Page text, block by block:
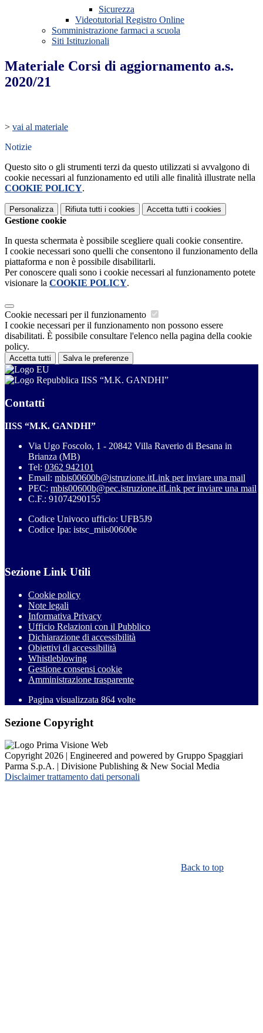
Sicurezza
Videotutorial Registro Online
Somministrazione farmaci a scuola
Siti Istituzionali
Materiale Corsi di aggiornamento a.s.
2020/21
> vai al materiale
Notizie
Questo sito o gli strumenti terzi da questo utilizzati si avvalgono di
cookie necessari al funzionamento ed utili alle finalità illustrate nella
COOKIE POLICY.
Personalizza Rifiuta tutti i cookies Accetta tutti i cookies
Gestione cookie
In questa schermata è possibile scegliere quali cookie consentire.
I cookie necessari sono quelli che consentono il funzionamento della
piattaforma e non è possibile disabilitarli.
Per conoscere quali sono i cookie necessari al funzionamento potete
visionare la COOKIE POLICY.
Cookie necessari per il funzionamento
I cookie necessari per il funzionamento non possono essere
disabilitati. È possibile consultare l'elenco nella pagina della cookie
policy.
Accetta tutti Salva le preferenze
IISS “M.K. GANDHI”
Contatti
IISS “M.K. GANDHI”
Via Ugo Foscolo, 1 - 20842 Villa Raverio di Besana in
Brianza (MB)
Tel: 0362 942101
Email: mbis00600b@istruzione.itLink per inviare una mail
PEC: mbis00600b@pec.istruzione.itLink per inviare una mail
C.F.: 91074290155
Codice Univoco ufficio: UFB5J9
Codice Ipa: istsc_miis00600e
Sezione Link Utili
Cookie policy
Note legali
Informativa Privacy
Ufficio Relazioni con il Pubblico
Dichiarazione di accessibilità
Obiettivi di accessibilità
Whistleblowing
Gestione consensi cookie
Amministrazione trasparente
Pagina visualizzata 864 volte
Sezione Copyright
Copyright 2026 | Engineered and powered by Gruppo Spaggiari
Parma S.p.A. | Divisione Publishing & New Social Media
Disclaimer trattamento dati personali
Back to top